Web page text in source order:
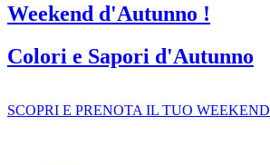
Weekend d'Autunno !
Colori e Sapori d'Autunno
SCOPRI E PRENOTA IL TUO WEEKEND